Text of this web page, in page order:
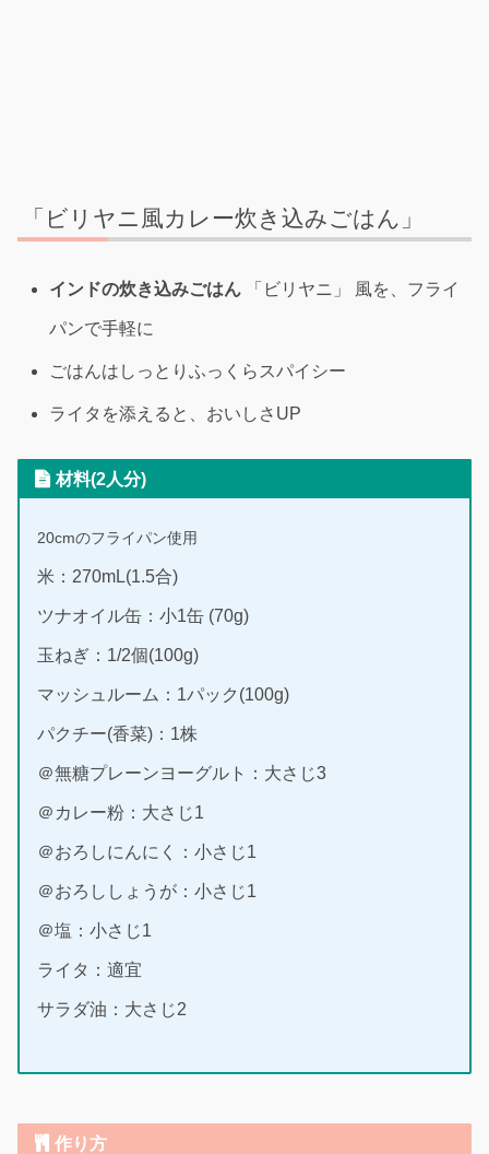
「ビリヤニ風カレー炊き込みごはん」
インドの炊き込みごはん 「ビリヤニ」 風を、フライ
パンで手軽に
ごはんはしっとりふっくらスパイシー
ライタを添えると、おいしさUP
材料(2人分)
20cmのフライパン使用
米：270mL(1.5合)
ツナオイル缶：小1缶 (70g)
玉ねぎ：1/2個(100g)
マッシュルーム：1パック(100g)
パクチー(香菜)：1株
＠無糖プレーンヨーグルト：大さじ3
＠カレー粉：大さじ1
＠おろしにんにく：小さじ1
＠おろししょうが：小さじ1
＠塩：小さじ1
ライタ：適宜
サラダ油：大さじ2
作り方